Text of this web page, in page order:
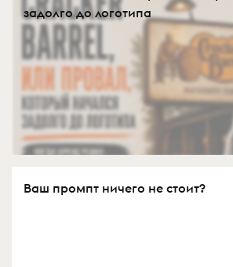
задолго до логотипа
Ваш промпт ничего не стоит?